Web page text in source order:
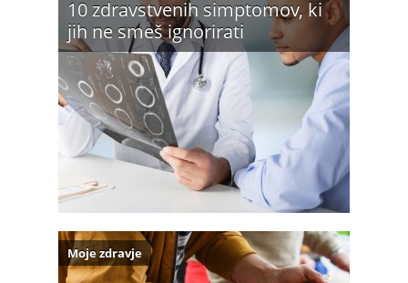
10 zdravstvenih simptomov, ki
jih ne smeš ignorirati
Moje zdravje